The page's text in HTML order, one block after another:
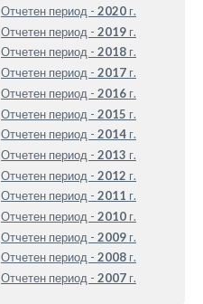
Отчетен период - 2020 г.
Отчетен период - 2019 г.
Отчетен период - 2018 г.
Отчетен период - 2017 г.
Отчетен период - 2016 г.
Отчетен период - 2015 г.
Отчетен период - 2014 г.
Отчетен период - 2013 г.
Отчетен период - 2012 г.
Отчетен период - 2011 г.
Отчетен период - 2010 г.
Отчетен период - 2009 г.
Отчетен период - 2008 г.
Отчетен период - 2007 г.